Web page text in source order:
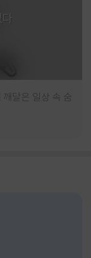
깨달은 일상 속 숨